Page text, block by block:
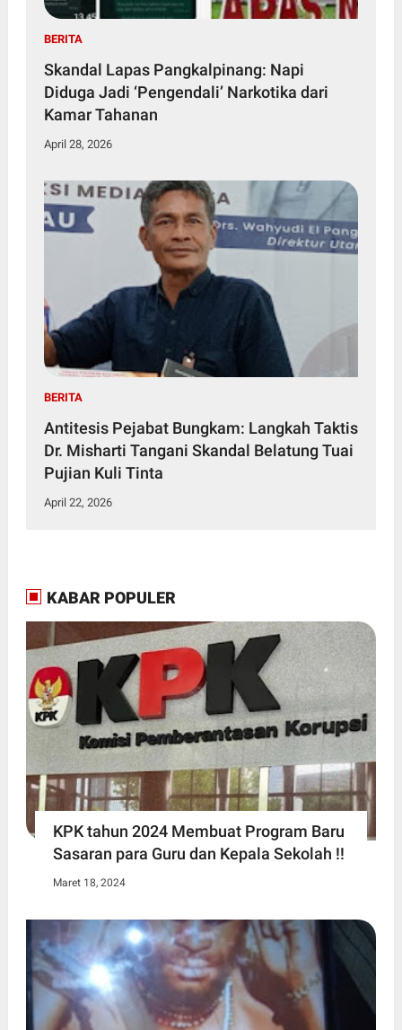
BERITA
Skandal Lapas Pangkalpinang: Napi
Diduga Jadi ‘Pengendali’ Narkotika dari
Kamar Tahanan
April 28, 2026
BERITA
Antitesis Pejabat Bungkam: Langkah Taktis
Dr. Misharti Tangani Skandal Belatung Tuai
Pujian Kuli Tinta
April 22, 2026
KABAR POPULER
KPK tahun 2024 Membuat Program Baru
Sasaran para Guru dan Kepala Sekolah !!
Maret 18, 2024